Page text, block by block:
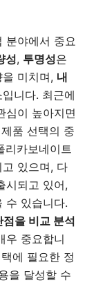
분야에서 중요
성, 투명성은
미치며, 내
니다. 최근에
심이 높아지면
품 선택의 중
리카보네이트
있으며, 다
시되고 있어,
수 있습니다.
을 비교 분석
우 중요합니
에 필요한 정
을 달성할 수